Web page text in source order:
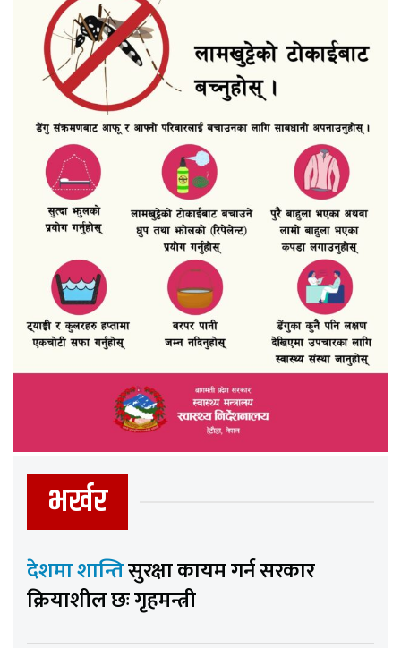
भर्खर
देशमा शान्तिसुरक्षा कायम गर्न सरकार
क्रियाशील छः गृहमन्त्री